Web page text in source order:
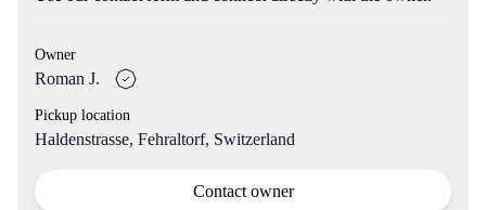
Owner
Roman J.
Pickup location
Haldenstrasse, Fehraltorf, Switzerland
Contact owner